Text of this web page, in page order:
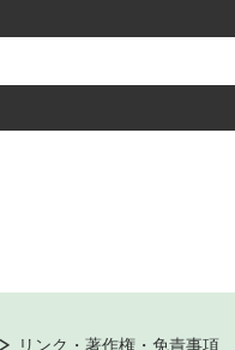
リンク・著作権・免責事項